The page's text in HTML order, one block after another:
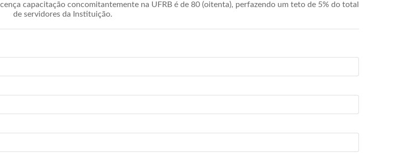
capacitação concomitantemente na UFRB é de 80 (oitenta), perfazendo um teto de 5% do total
de servidores da Instituição.